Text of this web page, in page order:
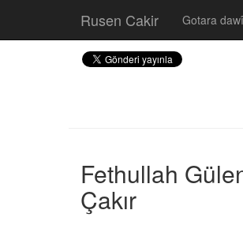
Rusen Cakir Gotara
Fethullah
Çakır